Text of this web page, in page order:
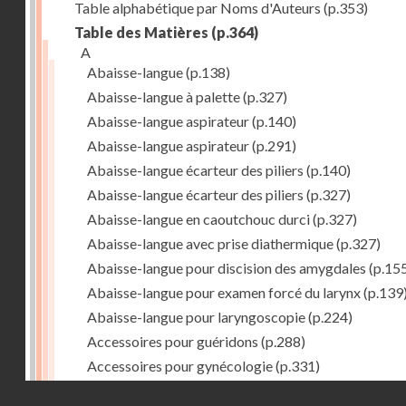
Table alphabétique par Noms d'Auteurs (p.353)
Table des Matières (p.364)
A
Abaisse-langue(p.138)
Abaisse-langue à palette(p.327)
Abaisse-langue aspirateur(p.140)
Abaisse-langue aspirateur(p.291)
Abaisse-langue écarteur des piliers (p.140)
Abaisse-langue écarteur des piliers (p.327)
Abaisse-langue en caoutchouc durci(p.327)
Abaisse-langue avec prise diathermique(p.327)
Abaisse-langue pour discision des amygdales
Abaisse-langue pour examen forcé du larynx
Abaisse-langue pour laryngoscopie(p.224)
Accessoires pour guéridons (p.288)
Accessoires pour gynécologie(p.331)